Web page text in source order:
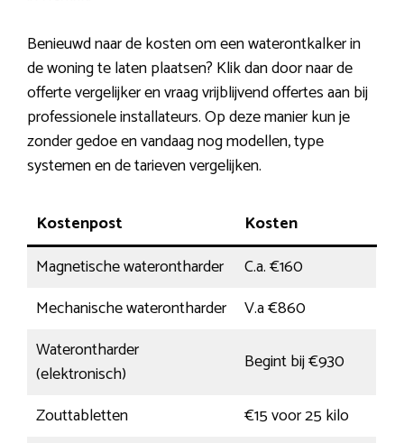
Benieuwd naar de kosten om een waterontkalker in
de woning te laten plaatsen? Klik dan door naar de
offerte vergelijker en vraag vrijblijvend offertes aan bij
professionele installateurs. Op deze manier kun je
zonder gedoe en vandaag nog modellen, type
systemen en de tarieven vergelijken.
Kostenpost
Kosten
Magnetische waterontharder
C.a. €160
Mechanische waterontharder
V.a €860
Waterontharder
(elektronisch)
Begint bij €930
Zouttabletten
€15 voor 25 kilo